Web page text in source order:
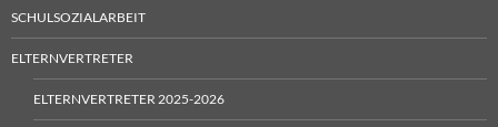
SCHULSOZIALARBEIT
ELTERNVERTRETER
ELTERNVERTRETER 2025-2026